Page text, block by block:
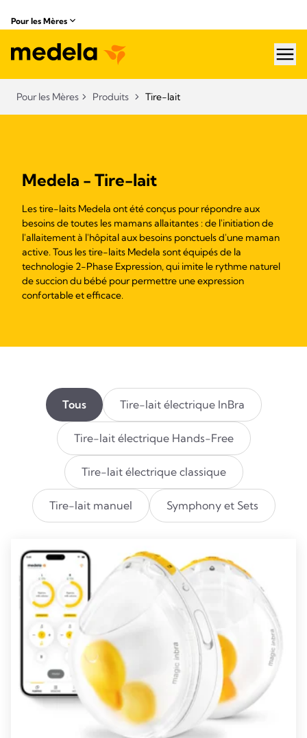
Pour les Mères
Pour les Mères Produits Tire-lait
Medela - Tire-lait
Les tire-laits Medela ont été conçus pour répondre aux
besoins de toutes les mamans allaitantes : de l'initiation de
l'allaitement à l'hôpital aux besoins ponctuels d'une maman
active. Tous les tire-laits Medela sont équipés de la
technologie 2-Phase Expression, qui imite le rythme naturel
de succion du bébé pour permettre une expression
confortable et efficace.
Tous Tire-lait électrique InBra
Tire-lait électrique Hands-Free
Tire-lait électrique classique
Tire-lait manuel Symphony et Sets